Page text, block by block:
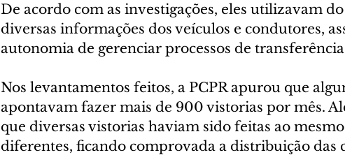
De acordo com as investigações, eles utilizavam
diversas informações dos veículos e condutores,
autonomia de gerenciar processos de
Nos levantamentos feitos, a PCPR apurou que
apontavam fazer mais de 900 vistorias por mês.
que diversas vistorias haviam sido feitas ao
diferentes, ficando comprovada a distribuição das